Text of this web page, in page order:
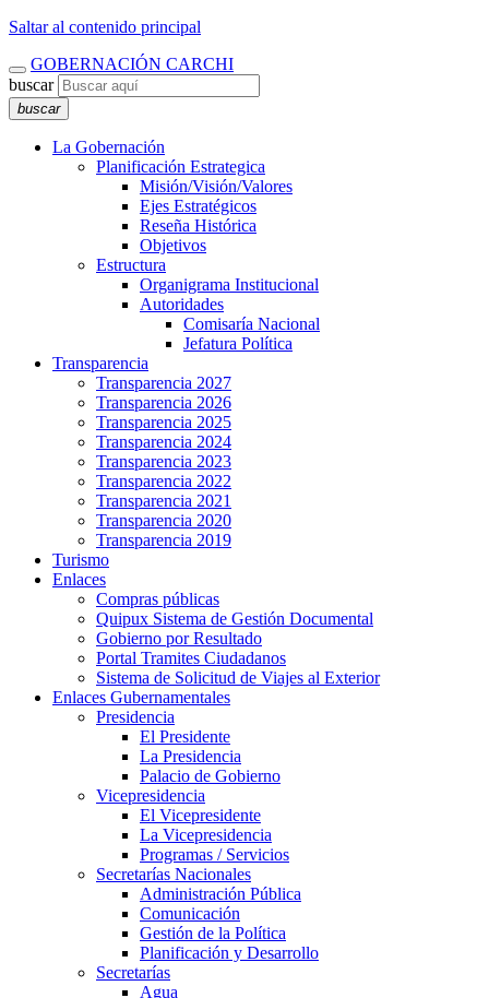
Saltar al contenido principal
GOBERNACIÓN CARCHI
buscar
buscar
La Gobernación
Planificación Estrategica
Misión/Visión/Valores
Ejes Estratégicos
Reseña Histórica
Objetivos
Estructura
Organigrama Institucional
Autoridades
Comisaría Nacional
Jefatura Política
Transparencia
Transparencia 2027
Transparencia 2026
Transparencia 2025
Transparencia 2024
Transparencia 2023
Transparencia 2022
Transparencia 2021
Transparencia 2020
Transparencia 2019
Turismo
Enlaces
Compras públicas
Quipux Sistema de Gestión Documental
Gobierno por Resultado
Portal Tramites Ciudadanos
Sistema de Solicitud de Viajes al Exterior
Enlaces Gubernamentales
Presidencia
El Presidente
La Presidencia
Palacio de Gobierno
Vicepresidencia
El Vicepresidente
La Vicepresidencia
Programas / Servicios
Secretarías Nacionales
Administración Pública
Comunicación
Gestión de la Política
Planificación y Desarrollo
Secretarías
Agua